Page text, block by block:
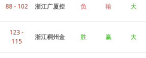
88 - 102 浙江广厦控
股
负 输 大
123 -
115
浙江稠州金 胜 赢 大